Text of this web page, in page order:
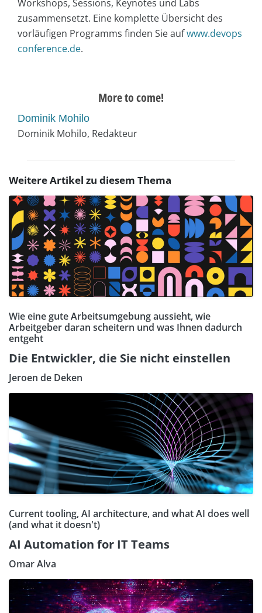
Workshops, Sessions, Keynotes und Labs
zusammensetzt. Eine komplette Übersicht des
vorläufigen Programms finden Sie aufwww.devops
conference.de.
More to come!
Dominik Mohilo
Dominik Mohilo, Redakteur
Weitere Artikel zu diesem Thema
Wie eine gute Arbeitsumgebung aussieht, wie
Arbeitgeber daran scheitern und was Ihnen dadurch
entgeht
Die Entwickler, die Sie nicht einstellen
Jeroen de Deken
Current tooling, AI architecture, and what AI does well
(and what it doesn't)
AI Automation for IT Teams
Omar Alva